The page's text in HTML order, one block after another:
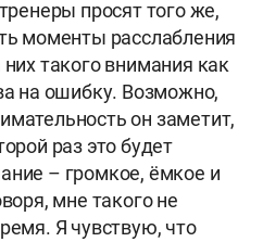
просят того же,
моменты расслабления
такого внимания как
на ошибку. Возможно,
он заметит,
раз это будет
– громкое, ёмкое и
мне такого не
Я чувствую, что